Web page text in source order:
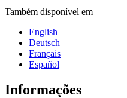
Também disponível em
English
Deutsch
Français
Español
Informações